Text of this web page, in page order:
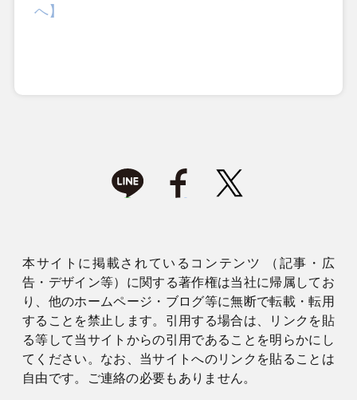
へ】
本サイトに掲載されているコンテンツ （記事・広
告・デザイン等）に関する著作権は当社に帰属してお
り、他のホームページ・ブログ等に無断で転載・転用
することを禁止します。引用する場合は、リンクを貼
る等して当サイトからの引用であることを明らかにし
てください。なお、当サイトへのリンクを貼ることは
自由です。ご連絡の必要もありません。